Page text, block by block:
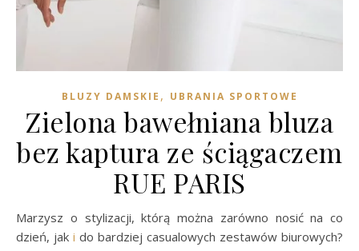
BLUZY DAMSKIE , UBRANIA SPORTOWE
Zielona bawełniana bluza
bez kaptura ze ściągaczem
RUE PARIS
Marzysz o stylizacji, którą można zarówno nosić na co
dzień, jak i do bardziej casualowych zestawów biurowych?